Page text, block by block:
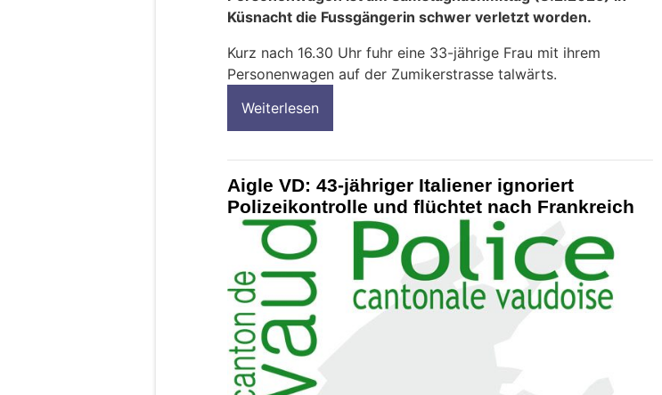
Küsnacht die Fussgängerin schwer verletzt worden.
Kurz nach 16.30 Uhr fuhr eine 33-jährige Frau mit ihrem
Personenwagen auf der Zumikerstrasse talwärts.
Weiterlesen
Aigle VD: 43-jähriger Italiener ignoriert
Polizeikontrolle und flüchtet nach Frankreich